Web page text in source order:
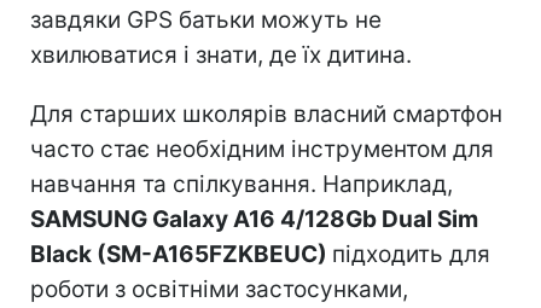
завдяки GPS батьки можуть не
хвилюватися і знати, де їх дитина.
Для старших школярів власний смартфон
часто стає необхідним інструментом для
навчання та спілкування. Наприклад,
SAMSUNG Galaxy A16 4/128Gb Dual Sim
Black (SM-A165FZKBEUC) підходить для
роботи з освітніми застосунками,